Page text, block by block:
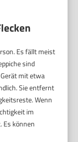
Es fällt meist
sind
mit etwa
Sie entfernt
Wenn
im
Es können